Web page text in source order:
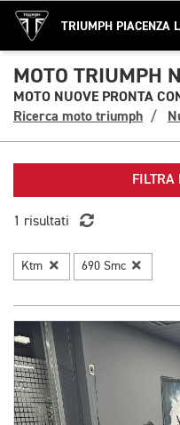
TRIUMPH PIACENZA
MOTO TRIUMPH
MOTO NUOVE PRONTA
Ricerca moto triumph
FILTRA
1 risultati
Ktm 690 Smc